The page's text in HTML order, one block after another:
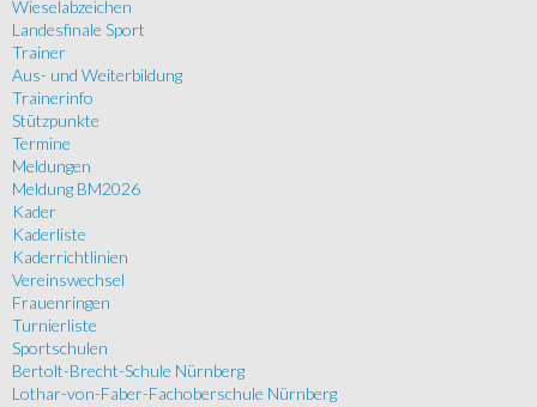
Wieselabzeichen
Landesfinale Sport
Trainer
Aus- und Weiterbildung
Trainerinfo
Stützpunkte
Termine
Meldungen
Meldung BM2026
Kader
Kaderliste
Kaderrichtlinien
Vereinswechsel
Frauenringen
Turnierliste
Sportschulen
Bertolt-Brecht-Schule Nürnberg
Lothar-von-Faber-Fachoberschule Nürnberg